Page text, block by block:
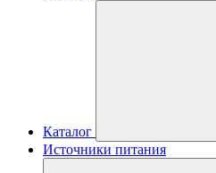
Каталог
Источники питания